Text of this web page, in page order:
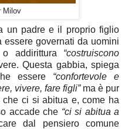
Milov
un padre e il proprio figlio
governati da uomini
addirittura “costruiscono
Questa gabbia, spiega
essere “confortevole e
vivere, fare figli” ma è pur
ci si abitua e, come ha
accade che “ci si abitua a
dal pensiero comune